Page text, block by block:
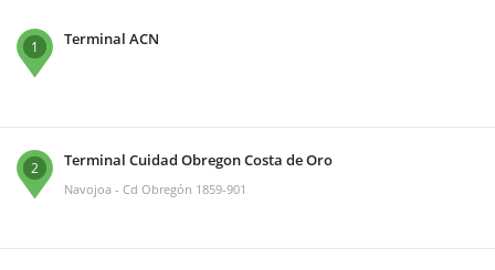
1 Terminal ACN
2 Terminal Cuidad Obregon Costa de Oro
Navojoa - Cd Obregón 1859-901